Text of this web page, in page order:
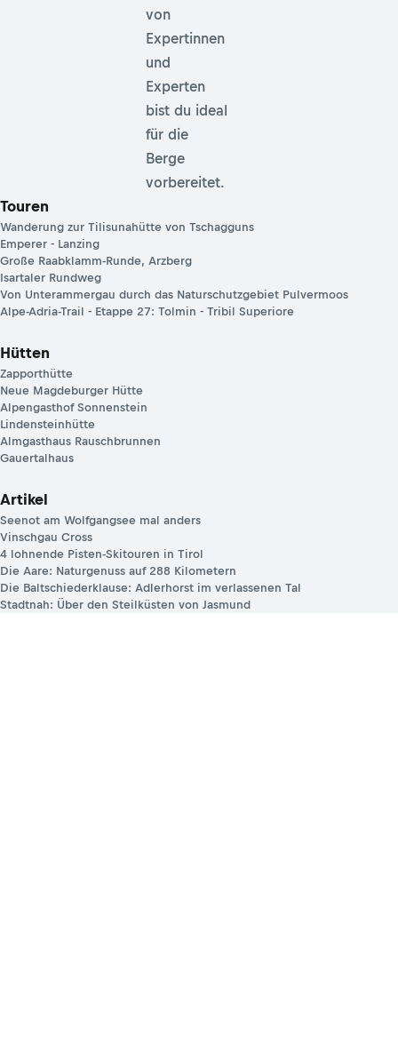
von
Expertinnen
und
Experten
bist du ideal
für die
Berge
vorbereitet.
Touren
Wanderung zur Tilisunahütte von Tschagguns
Emperer - Lanzing
Große Raabklamm-Runde, Arzberg
Isartaler Rundweg
Von Unterammergau durch das Naturschutzgebiet Pulvermoos
Alpe-Adria-Trail - Etappe 27: Tolmin - Tribil Superiore
Hütten
Zapporthütte
Neue Magdeburger Hütte
Alpengasthof Sonnenstein
Lindensteinhütte
Almgasthaus Rauschbrunnen
Gauertalhaus
Artikel
Seenot am Wolfgangsee mal anders
Vinschgau Cross
4 lohnende Pisten-Skitouren in Tirol
Die Aare: Naturgenuss auf 288 Kilometern
Die Baltschiederklause: Adlerhorst im verlassenen Tal
Stadtnah: Über den Steilküsten von Jasmund